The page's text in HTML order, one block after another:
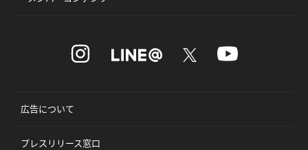
広告について
プレスリリース窓口